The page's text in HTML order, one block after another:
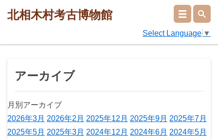
北相木村考古博物館
Select Language ▼
アーカイブ
月別アーカイブ
2026年3月 2026年2月 2025年12月 2025年9月 2025年7月
2025年5月 2025年3月 2024年12月 2024年6月 2024年5月